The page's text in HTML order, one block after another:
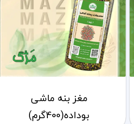
مغز بنه ماشی
بوداده(400گرم)